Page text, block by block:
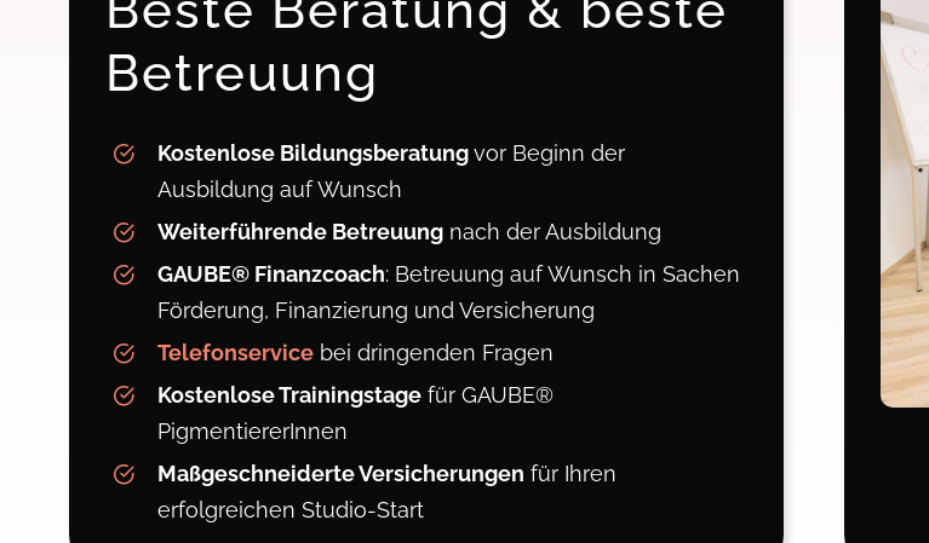
Betreuung
Kostenlose Bildungsberatungvor Beginn der
Ausbildung auf Wunsch
Weiterführende Betreuung nach der Ausbildung
GAUBE® Finanzcoach: Betreuung auf Wunsch in Sachen
Förderung, Finanzierung und Versicherung
Telefonservice bei dringenden Fragen
Kostenlose Trainingstage für GAUBE®
PigmentiererInnen
Maßgeschneiderte Versicherungen für Ihren
erfolgreichen Studio-Start